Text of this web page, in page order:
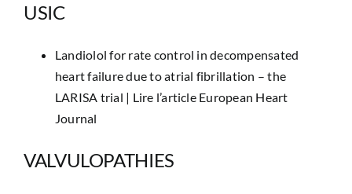
USIC
Landiolol for rate control in decompensated
heart failure due to atrial fibrillation – the
LARISA trial | Lire l’article European Heart
Journal
VALVULOPATHIES